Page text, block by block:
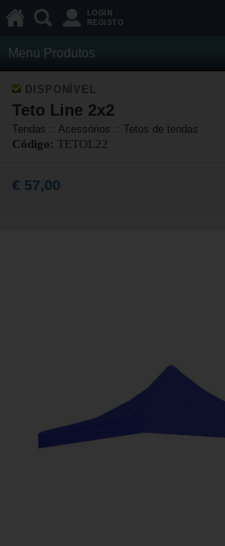
LOGIN
REGISTO
Menu Produtos
DISPONÍVEL
Teto Line 2x2
Tendas :: Acessórios :: Tetos de tendas
Código: TETOL22
€ 57,00